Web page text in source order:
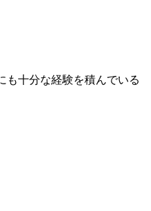
も十分な経験を積んでいる